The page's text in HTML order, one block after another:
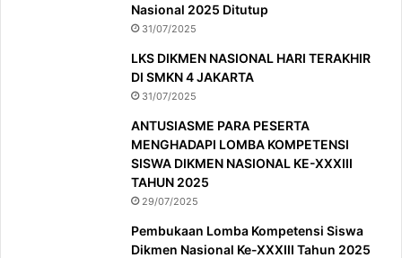
Nasional 2025 Ditutup
31/07/2025
LKS DIKMEN NASIONAL HARI TERAKHIR
DI SMKN 4 JAKARTA
31/07/2025
ANTUSIASME PARA PESERTA
MENGHADAPI LOMBA KOMPETENSI
SISWA DIKMEN NASIONAL KE-XXXIII
TAHUN 2025
29/07/2025
Pembukaan Lomba Kompetensi Siswa
Dikmen Nasional Ke-XXXIII Tahun 2025